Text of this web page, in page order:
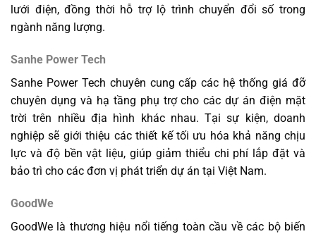
lưới điện, đồng thời hỗ trợ lộ trình chuyển đổi số trong
ngành năng lượng.
Sanhe Power Tech
Sanhe Power Tech chuyên cung cấp các hệ thống giá đỡ
chuyên dụng và hạ tầng phụ trợ cho các dự án điện mặt
trời trên nhiều địa hình khác nhau. Tại sự kiện, doanh
nghiệp sẽ giới thiệu các thiết kế tối ưu hóa khả năng chịu
lực và độ bền vật liệu, giúp giảm thiểu chi phí lắp đặt và
bảo trì cho các đơn vị phát triển dự án tại Việt Nam.
GoodWe
GoodWe là thương hiệu nổi tiếng toàn cầu về các bộ biến